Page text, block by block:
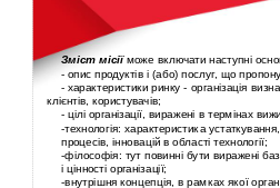
Зміст місіїможе включати наступні
- опис продуктів і (або) послуг, що
- характеристики ринку - організація
клієнтів, користувачів;
- цілі організації, виражені в термінах
-технологія: характеристика
процесів, інновацій в області технології;
-філософія: тут повинні бути виражені
і цінності організації;
-внутрішня концепція, в рамках якої